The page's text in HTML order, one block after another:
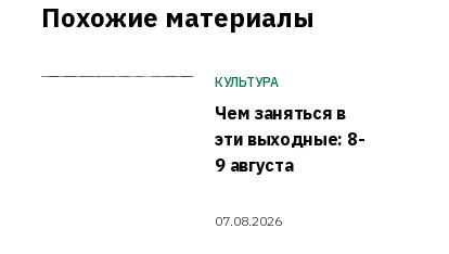
Похожие материалы
КУЛЬТУРА
Чем заняться в
эти выходные: 8-
9 августа
07.08.2026